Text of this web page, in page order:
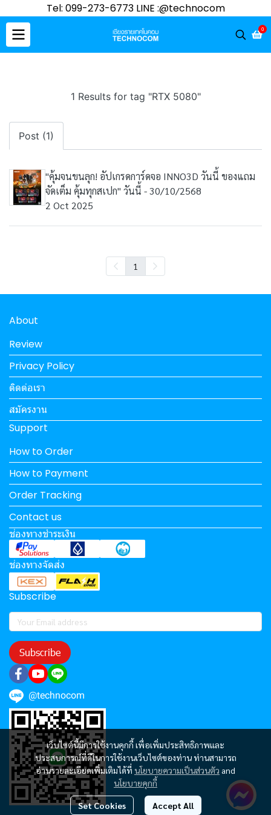
Tel: 099-273-6773 LINE :@technocom
0
1 Results for tag "RTX 5080"
Post (1)
"คุ้มจนขนลุก! อัปเกรดการ์ดจอ INNO3D วันนี้ ของแถม
จัดเต็ม คุ้มทุกสเปก" วันนี้ - 30/10/2568
2 Oct 2025
1
เว็บไซต์นี้มีการใช้งานคุกกี้ เพื่อเพิ่มประสิทธิภาพและ
ประสบการณ์ที่ดีในการใช้งานเว็บไซต์ของท่าน ท่านสามารถ
อ่านรายละเอียดเพิ่มเติมได้ที่ นโยบายความเป็นส่วนตัว and
นโยบายคุกกี้
Set Cookies Accept All
About
Review
Privacy Policy
ติดต่อเรา
สมัครงาน
Support
How to Order
How to Payment
Order Tracking
Contact us
ช่องทางชำระเงิน
ช่องทางจัดส่ง
Subscribe
Subscribe
@technocom